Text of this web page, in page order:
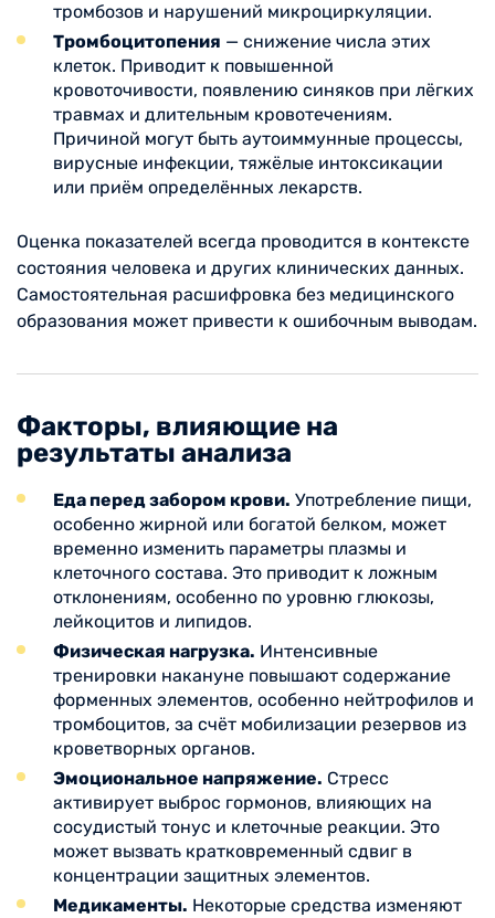
тромбозов и нарушений микроциркуляции.
Тромбоцитопения — снижение числа этих
клеток. Приводит к повышенной
кровоточивости, появлению синяков при лёгких
травмах и длительным кровотечениям.
Причиной могут быть аутоиммунные процессы,
вирусные инфекции, тяжёлые интоксикации
или приём определённых лекарств.
Оценка показателей всегда проводится в контексте
состояния человека и других клинических данных.
Самостоятельная расшифровка без медицинского
образования может привести к ошибочным выводам.
Факторы, влияющие на
результаты анализа
Еда перед забором крови. Употребление пищи,
особенно жирной или богатой белком, может
временно изменить параметры плазмы и
клеточного состава. Это приводит к ложным
отклонениям, особенно по уровню глюкозы,
лейкоцитов и липидов.
Физическая нагрузка. Интенсивные
тренировки накануне повышают содержание
форменных элементов, особенно нейтрофилов и
тромбоцитов, за счёт мобилизации резервов из
кроветворных органов.
Эмоциональное напряжение. Стресс
активирует выброс гормонов, влияющих на
сосудистый тонус и клеточные реакции. Это
может вызвать кратковременный сдвиг в
концентрации защитных элементов.
Медикаменты. Некоторые средства изменяют